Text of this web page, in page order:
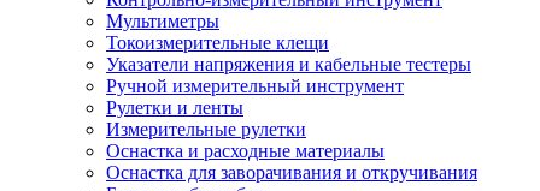
Мультиметры
Токоизмерительные клещи
Указатели напряжения и кабельные тестеры
Ручной измерительный инструмент
Рулетки и ленты
Измерительные рулетки
Оснастка и расходные материалы
Оснастка для заворачивания и откручивания